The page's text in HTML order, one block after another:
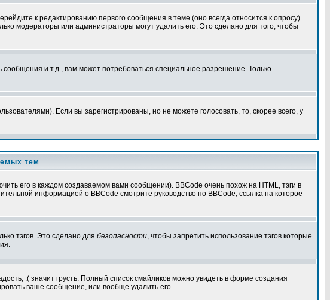
к редактированию первого сообщения в теме (оно всегда относится к опросу).
модераторы или администраторы могут удалить его. Это сделано для того, чтобы
и т.д., вам может потребоваться специальное разрешение. Только
Если вы зарегистрированы, но не можете голосовать, то, скорее всего, у
тем
его в каждом создаваемом вами сообщении). BBCode очень похож на HTML, тэги в
информацией о BBCode смотрите руководство по BBCode, ссылка на которое
тэгов. Это сделано для безопасности, чтобы запретить использование тэгов которые
:( значит грусть. Полный список смайликов можно увидеть в форме создания
ваше сообщение, или вообще удалить его.